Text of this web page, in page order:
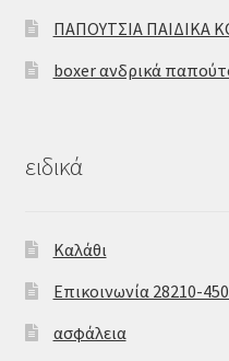
ΠΑΠΟΥΤΣΙΑ ΠΑΙΔΙΚΑ
boxer ανδρικά
ειδικά
Καλάθι
Επικοινωνία 28210-
ασφάλεια